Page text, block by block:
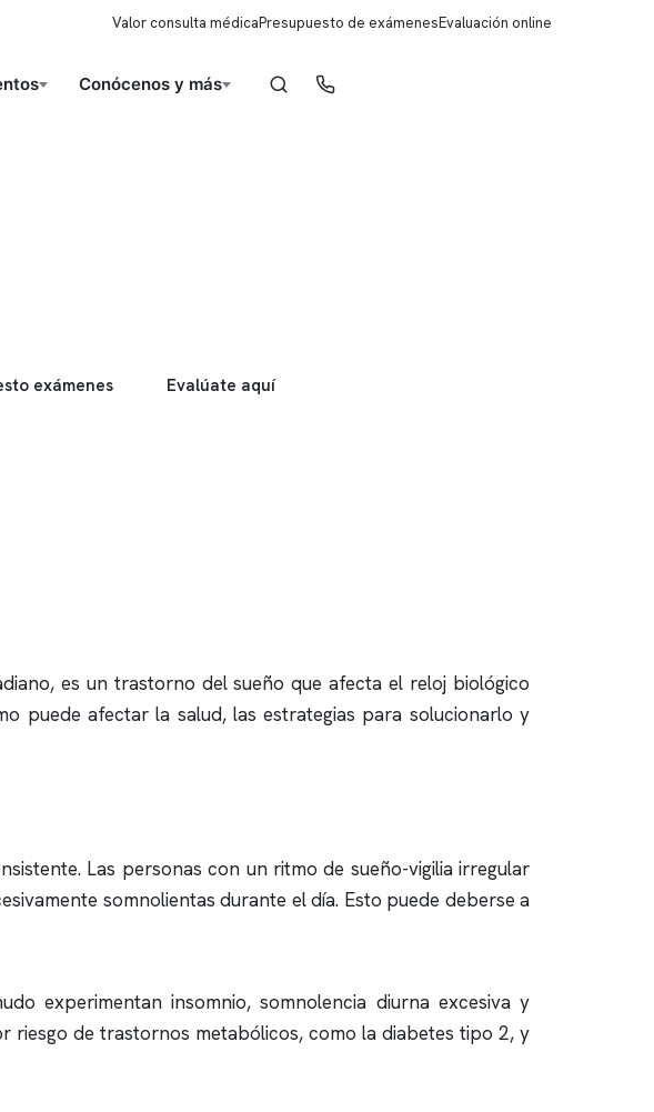
Valor consulta médicaPresupuesto de exámenesEvaluación online
Conócenos y más
exámenes Evalúate aquí
es un trastorno del sueño que afecta el reloj biológico
puede afectar la salud, las estrategias para solucionarlo y
Las personas con un ritmo de sueño-vigilia irregular
somnolientas durante el día. Esto puede deberse a
experimentaninsomnio, somnolencia diurna excesiva y
riesgo de trastornos metabólicos, como la diabetes tipo 2, y